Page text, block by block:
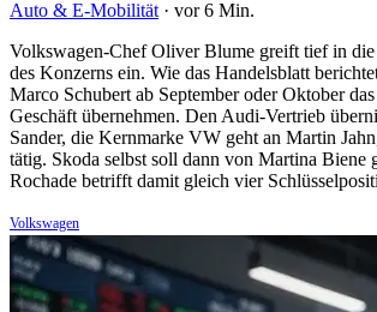
Auto & E-Mobilität · vor 6 Min.
Volkswagen-Chef Oliver Blume greift tief in die
des Konzerns ein. Wie das Handelsblatt
Marco Schubert ab September oder Oktober
Geschäft übernehmen. Den Audi-Vertrieb
Sander, die Kernmarke VW geht an Martin
tätig. Skoda selbst soll dann von Martina Biene
Rochade betrifft damit gleich vier
Volkswagen